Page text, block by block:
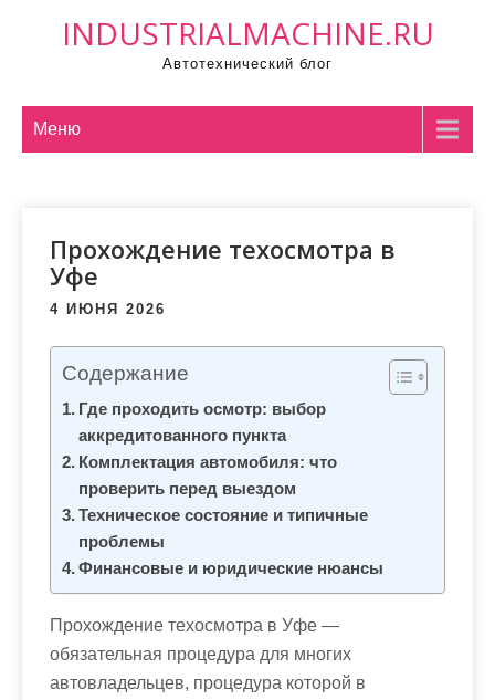
INDUSTRIALMACHINE.RU
Автотехнический блог
Меню
Прохождение техосмотра в
Уфе
4 ИЮНЯ 2026
Содержание
Где проходить осмотр: выбор
аккредитованного пункта
Комплектация автомобиля: что
проверить перед выездом
Техническое состояние и типичные
проблемы
Финансовые и юридические нюансы
Прохождение техосмотра в Уфе —
обязательная процедура для многих
автовладельцев, процедура которой в